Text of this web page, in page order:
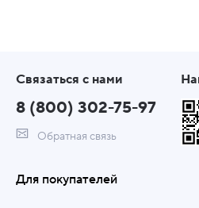
Связаться с нами
8 (800) 302-75-97
Обратная связь
Для покупателей